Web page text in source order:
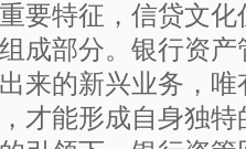
要特征，信贷文
成部分。银行资
来的新兴业务，
才能形成自身独